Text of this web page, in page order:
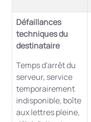
Défaillances
techniques du
destinataire
Temps d'arrêt du
serveur, service
temporairement
indisponible, boîte
aux lettres pleine,